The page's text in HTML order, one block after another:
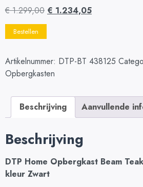
€1.299,00 € 1.234,05
Bestellen
Artikelnummer: DTP-BT 438125
Opbergkasten
Beschrijving Aanvullende
Beschrijving
DTP Home Opbergkast Beam
kleur Zwart